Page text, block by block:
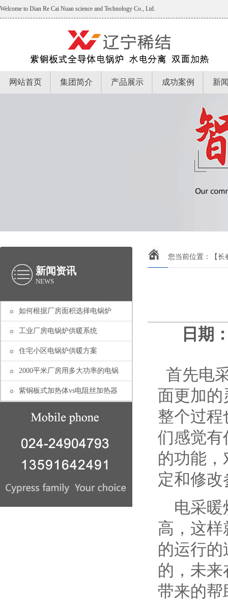
Welcome to Dian Re Cai Nuan science and Technology Co., Ltd.
网站首页 集团简介 产品展示 成功案例 新
新闻资讯
NEWS
如何根据厂房面积选择电锅炉
工业厂房电锅炉供暖系统
住宅小区电锅炉供暖方案
2000平米厂房用多大功率的电锅
紫铜板式加热体vs电阻丝加热器
您当前位置： 【
日期
首先电
面更加
整个过
们感觉有
的功能
定和修
电采暖
高，这
的运行
的，未
带来的帮